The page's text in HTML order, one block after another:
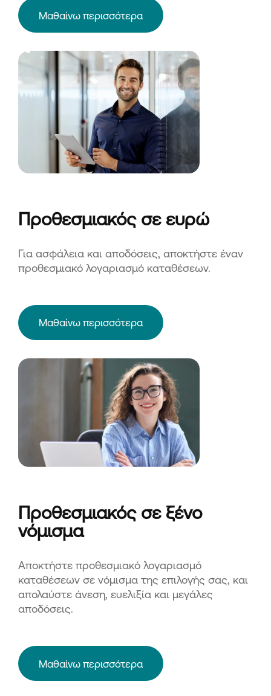
Μαθαίνω περισσότερα
Προθεσμιακός σε ευρώ
Για ασφάλεια και αποδόσεις, αποκτήστε έναν
προθεσμιακό λογαριασμό καταθέσεων.
Μαθαίνω περισσότερα
Προθεσμιακός σε ξένο
νόμισμα
Αποκτήστε προθεσμιακό λογαριασμό
καταθέσεων σε νόμισμα της επιλογής σας, και
απολαύστε άνεση, ευελιξία και μεγάλες
αποδόσεις.
Μαθαίνω περισσότερα